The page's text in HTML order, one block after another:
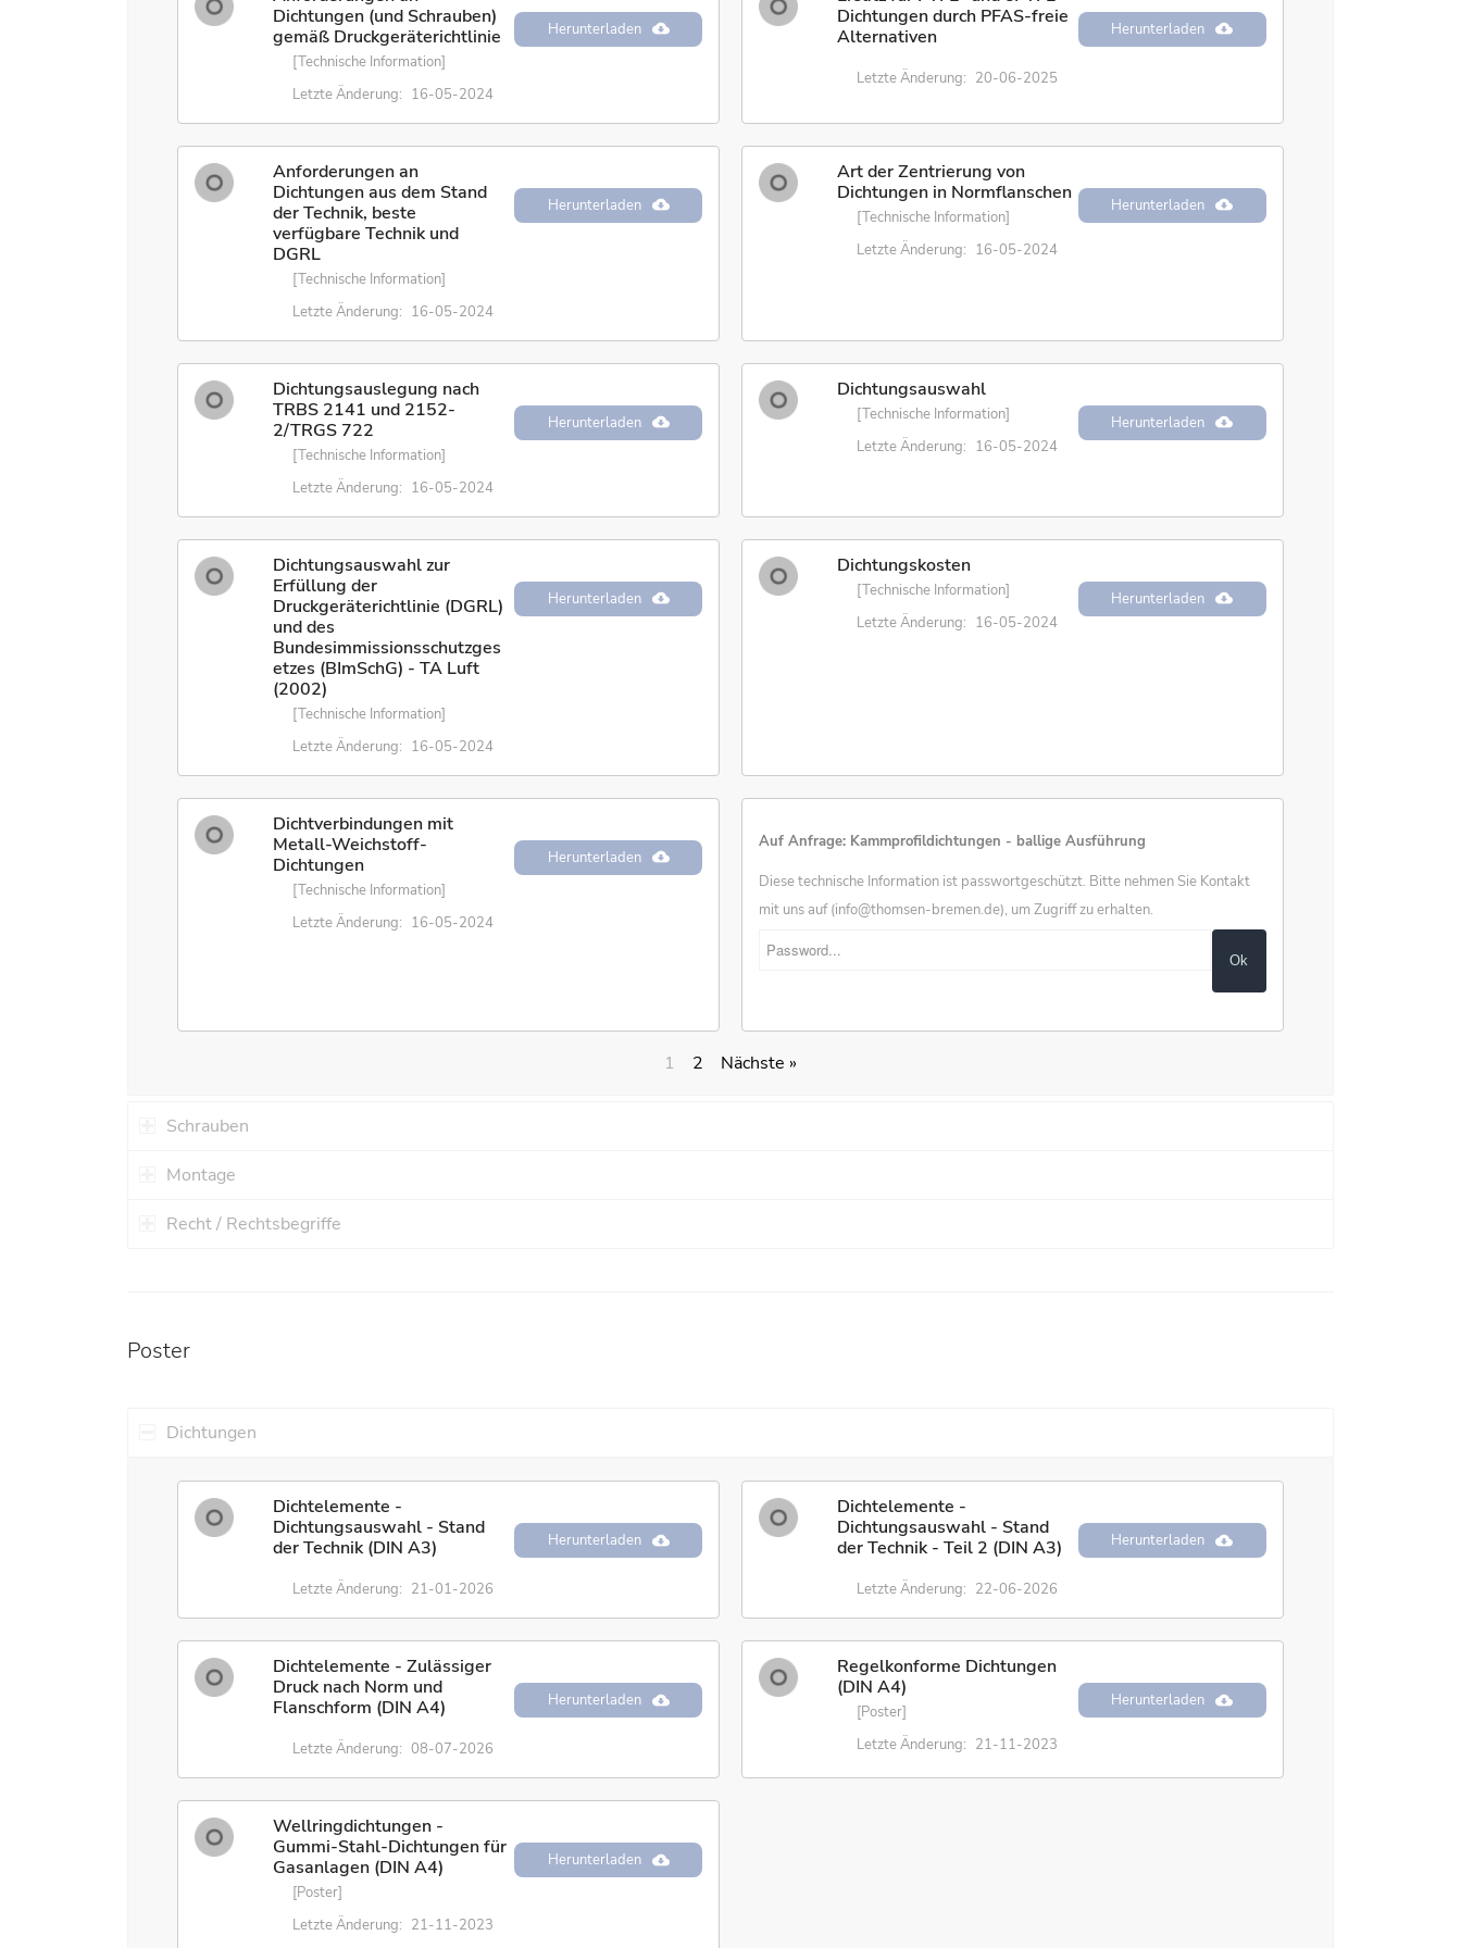
Dichtungen (und Schrauben)
gemäß Druckgeräterichtlinie
[Technische Information]
Letzte Änderung: 16-05-2024
Herunterladen
Dichtungen durch PFAS-freie
Alternativen
Letzte Änderung: 20-06-2025
Herunterladen
Anforderungen an
Dichtungen aus dem Stand
der Technik, beste
verfügbare Technik und
DGRL
[Technische Information]
Letzte Änderung: 16-05-2024
Herunterladen
Art der Zentrierung von
Dichtungen in Normflanschen
[Technische Information]
Letzte Änderung: 16-05-2024
Herunterladen
Dichtungsauslegung nach
TRBS 2141 und 2152-
2/TRGS 722
[Technische Information]
Letzte Änderung: 16-05-2024
Herunterladen
Dichtungsauswahl
[Technische Information]
Letzte Änderung: 16-05-2024
Herunterladen
Dichtungsauswahl zur
Erfüllung der
Druckgeräterichtlinie (DGRL)
und des
Bundesimmissionsschutzges
etzes (BImSchG) - TA Luft
(2002)
[Technische Information]
Letzte Änderung: 16-05-2024
Herunterladen
Dichtungskosten
[Technische Information]
Letzte Änderung: 16-05-2024
Herunterladen
Dichtverbindungen mit
Metall-Weichstoff-
Dichtungen
[Technische Information]
Letzte Änderung: 16-05-2024
Herunterladen
Auf Anfrage: Kammprofildichtungen - ballige Ausführung
Diese technische Information ist passwortgeschützt. Bitte nehmen Sie Kontakt
mit uns auf (info@thomsen-bremen.de), um Zugriff zu erhalten.
1 2 Nächste »
Schrauben
Montage
Recht / Rechtsbegriffe
Poster
Dichtungen
Dichtelemente -
Dichtungsauswahl - Stand
der Technik (DIN A3)
Letzte Änderung: 21-01-2026
Herunterladen
Dichtelemente -
Dichtungsauswahl - Stand
der Technik - Teil 2 (DIN A3)
Letzte Änderung: 22-06-2026
Herunterladen
Dichtelemente - Zulässiger
Druck nach Norm und
Flanschform (DIN A4)
Letzte Änderung: 08-07-2026
Herunterladen
Regelkonforme Dichtungen
(DIN A4)
[Poster]
Letzte Änderung: 21-11-2023
Herunterladen
Wellringdichtungen -
Gummi-Stahl-Dichtungen für
Gasanlagen (DIN A4)
[Poster]
Letzte Änderung: 21-11-2023
Herunterladen